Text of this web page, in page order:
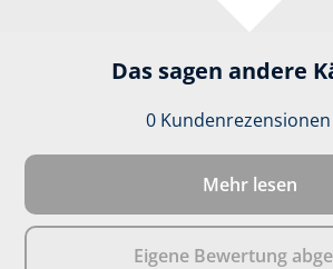
Das sagen andere
0 Kundenrezensionen
Mehr lesen
Eigene Bewertung